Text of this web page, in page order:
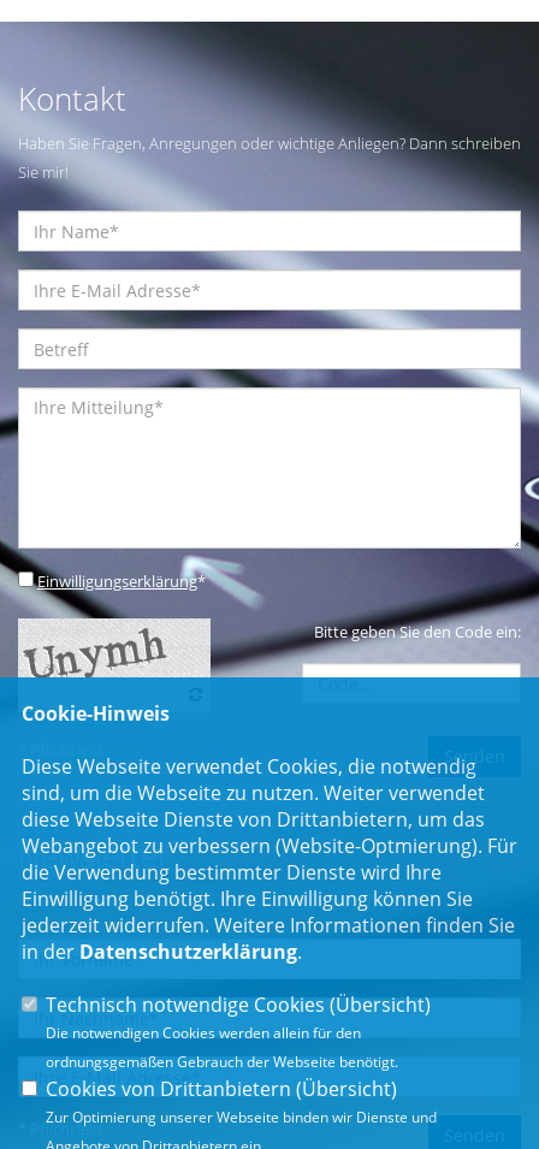
Kontakt
Haben Sie Fragen, Anregungen oder wichtige Anliegen? Dann schreiben
Sie mir!
Einwilligungserklärung*
Bitte geben Sie den Code ein:
Newsletter
Erhalten Sie Neuigkeiten aus dem Landtag und der Region.
* Pflichtfeld
Cookie-Hinweis
Diese Webseite verwendet Cookies, die notwendig
sind, um die Webseite zu nutzen. Weiter verwendet
diese Webseite Dienste von Drittanbietern, um das
Webangebot zu verbessern (Website-Optmierung). Für
die Verwendung bestimmter Dienste wird Ihre
Einwilligung benötigt. Ihre Einwilligung können Sie
jederzeit widerrufen. Weitere Informationen finden Sie
in der Datenschutzerklärung.
Technisch notwendige Cookies (Übersicht)
Die notwendigen Cookies werden allein für den
ordnungsgemäßen Gebrauch der Webseite benötigt.
Cookies von Drittanbietern (Übersicht)
Zur Optimierung unserer Webseite binden wir Dienste und